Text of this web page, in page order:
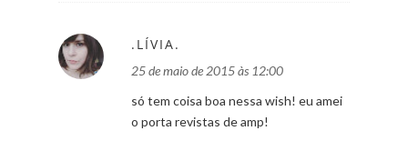
.LÍVIA.
25 de maio de 2015 às 12:00
só tem coisa boa nessa wish! eu amei
o porta revistas de amp!